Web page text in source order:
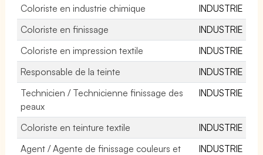
Coloriste en industrie chimique
INDUSTRIE
Coloriste en finissage
INDUSTRIE
Coloriste en impression textile
INDUSTRIE
Responsable de la teinte
INDUSTRIE
Technicien / Technicienne finissage des
peaux
INDUSTRIE
Coloriste en teinture textile
INDUSTRIE
Agent / Agente de finissage couleurs et
INDUSTRIE